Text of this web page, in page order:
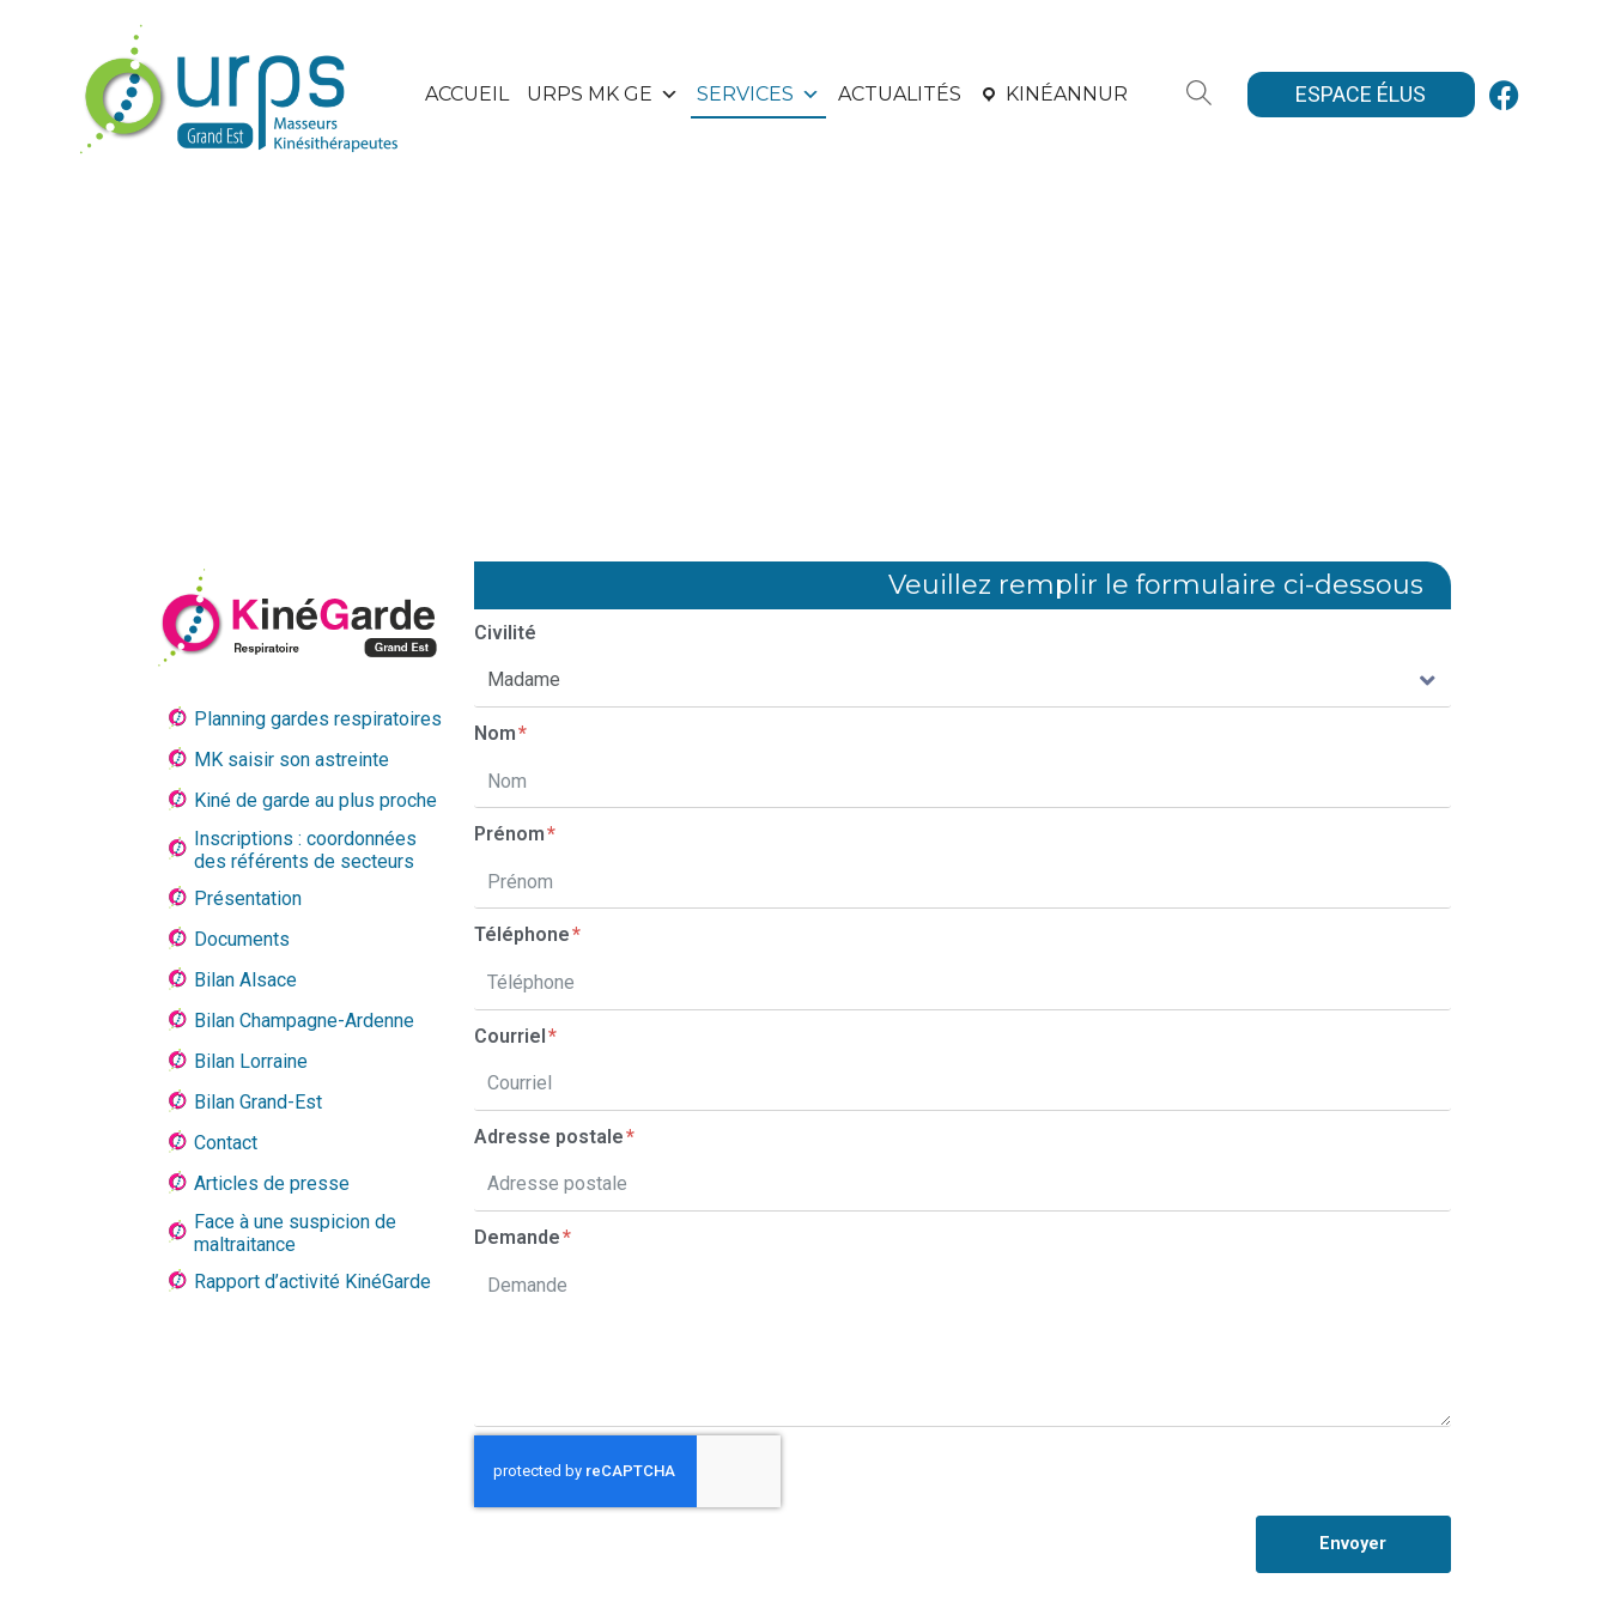
ACCUEIL URPS MK GE SERVICES ACTUALITÉS KINÉANNUR ESPACE ÉLUS
Planning gardes respiratoires
MK saisir son astreinte
Kiné de garde au plus proche
Inscriptions : coordonnées
des référents de secteurs
Présentation
Documents
Bilan Alsace
Bilan Champagne-Ardenne
Bilan Lorraine
Bilan Grand-Est
Contact
Articles de presse
Face à une suspicion de
maltraitance
Rapport d’activité KinéGarde
Veuillez remplir le formulaire ci-dessous
Civilité
Nom
Prénom
Téléphone
Courriel
Adresse postale
Demande
Envoyer